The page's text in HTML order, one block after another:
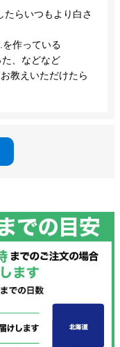
たらいつもより白さ
を作っている
た、などなど
教えいただけたら